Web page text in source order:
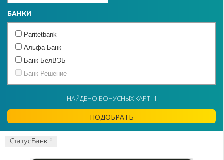
БАНКИ
Paritetbank
Альфа-Банк
Банк БелВЭБ
Банк Решение
Белагропромбанк
Белинвестбанк
Идея Банк
МТБанк
НАЙДЕНО БОНУСНЫХ КАРТ: 1
ПОДОБРАТЬ
СтатусБанк x